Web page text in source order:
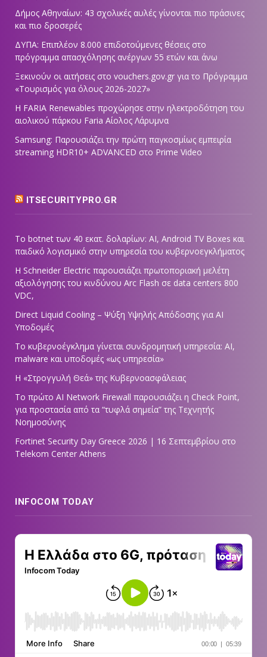
Δήμος Αθηναίων: 43 σχολικές αυλές γίνονται πιο πράσινες
και πιο δροσερές
ΔΥΠΑ: Επιπλέον 8.000 επιδοτούμενες θέσεις στο
πρόγραμμα απασχόλησης ανέργων 55 ετών και άνω
Ξεκινούν οι αιτήσεις στο vouchers.gov.gr για το Πρόγραμμα
«Τουρισμός για όλους 2026-2027»
Η FARIA Renewables προχώρησε στην ηλεκτροδότηση του
αιολικού πάρκου Faria Αίολος Λάρυμνα
Samsung: Παρουσιάζει την πρώτη παγκοσμίως εμπειρία
streaming HDR10+ ADVANCED στο Prime Video
ITSECURITYPRO.GR
Το botnet των 40 εκατ. δολαρίων: AI, Android TV Boxes και
παιδικό λογισμικό στην υπηρεσία του κυβερνοεγκλήματος
Η Schneider Electric παρουσιάζει πρωτοποριακή μελέτη
αξιολόγησης του κινδύνου Arc Flash σε data centers 800
VDC,
Direct Liquid Cooling – Ψύξη Υψηλής Απόδοσης για AI
Υποδομές
Το κυβερνοέγκλημα γίνεται συνδρομητική υπηρεσία: AI,
malware και υποδομές «ως υπηρεσία»
Η «Στρογγυλή Θεά» της Κυβερνοασφάλειας
Tο πρώτο AI Network Firewall παρουσιάζει η Check Point,
για προστασία από τα “τυφλά σημεία” της Τεχνητής
Νοημοσύνης
Fortinet Security Day Greece 2026 | 16 Σεπτεμβρίου στο
Telekom Center Athens
INFOCOM TODAY